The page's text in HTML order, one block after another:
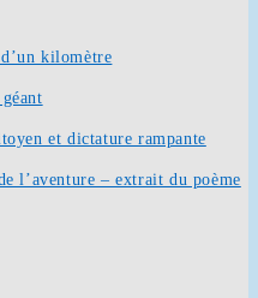
kilomètre
et dictature rampante
l’aventure – extrait du poème